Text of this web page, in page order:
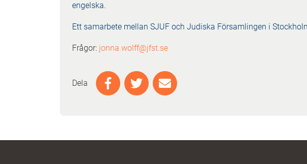
engelska.
Ett samarbete mellan SJUF och Judiska Församlingen i
Frågor: jonna.wolff@jfst.se
Dela